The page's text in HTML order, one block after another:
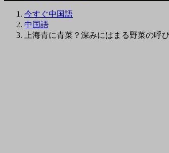
今すぐ中国語
中国語
上海青に青菜？深みにはまる野菜の呼